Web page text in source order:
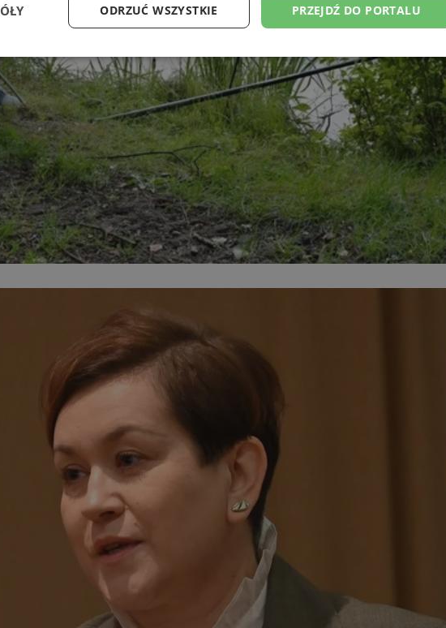
PRZEJDŹ DO PORTALU
ODRZUĆ WSZYSTKIE
Wydajność Targetowanie Funkcjonalność Niesklasyfikowane
Wydajność Targetowanie Funkcjonalność Niesklasyfikowane
korzystanie z podstawowych funkcji strony internetowej, takich jak logowanie użytkownika i
niezbędnych plików cookie nie można prawidłowo korzystać ze strony internetowej.
Provider/Domena
Okres
przechowywania
Opis
wodzislaw.com.pl 1 rok
NGINX Inc.
bh.contextweb.com
Sesja
Rejestruje, który klaster serwerów obsługuje
gościa. Jest to używane w kontekście
równoważenia obciążenia w celu optymalizacji
.rfihub.com
zdecydował się na usługi śledzenia lub reklamy.
Cloudflare Inc.
.temu.com
29 minut 55
Ten plik cookie służy do rozróżniania ludzi i
botów. Jest to korzystne dla strony internetowej,
ponieważ umożliwia tworzenie ważnych raportów
na temat korzystania z jej witryny internetowej.
LinkedIn
.linkedin.com
Służy do przechowywania zgody gościa na
używanie plików cookie do innych celów
używane przez Google do zarządzania
wdrażaniem i testowaniem nowych funkcji oraz
usług. Służy do kontrolowania dostępu
użytkowników do eksperymentalnych wersji
funkcji w różnych usługach Google. Jest
Privacy Policy